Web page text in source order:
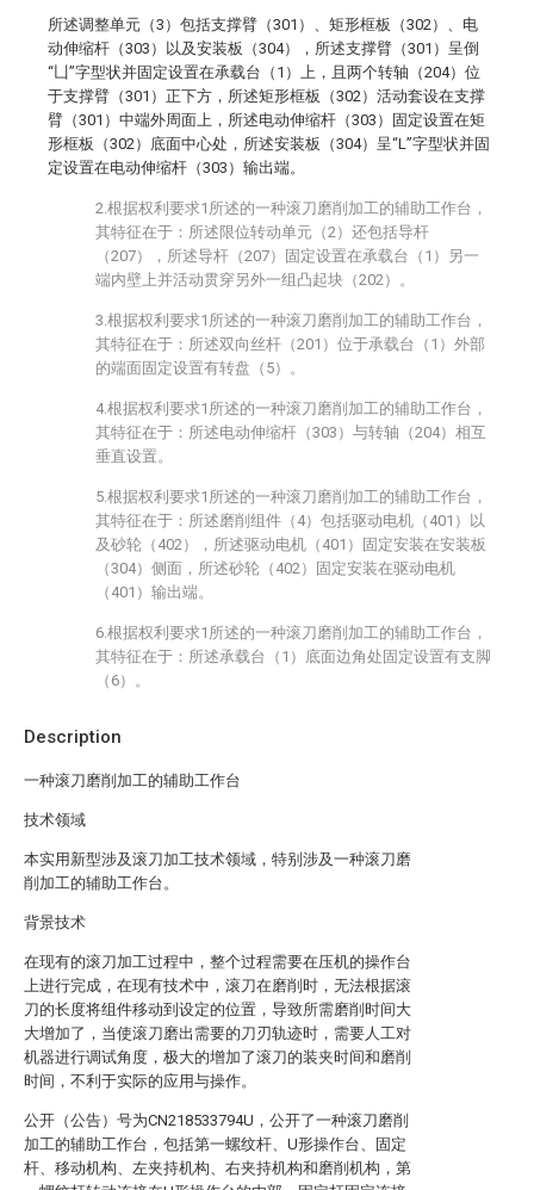
Description
一种滚刀磨削加工的辅助工作台
技术领域
本实用新型涉及滚刀加工技术领域，特别涉及一种滚刀磨
削加工的辅助工作台。
背景技术
在现有的滚刀加工过程中，整个过程需要在压机的操作台
上进行完成，在现有技术中，滚刀在磨削时，无法根据滚
刀的长度将组件移动到设定的位置，导致所需磨削时间大
大增加了，当使滚刀磨出需要的刀刃轨迹时，需要人工对
机器进行调试角度，极大的增加了滚刀的装夹时间和磨削
时间，不利于实际的应用与操作。
公开（公告）号为CN218533794U，公开了一种滚刀磨削
加工的辅助工作台，包括第一螺纹杆、U形操作台、固定
杆、移动机构、左夹持机构、右夹持机构和磨削机构，第
所述调整单元（3）包括支撑臂（301）、矩形框板（302）、电
动伸缩杆（303）以及安装板（304），所述支撑臂（301）呈倒
“凵”字型状并固定设置在承载台（1）上，且两个转轴（204）位
于支撑臂（301）正下方，所述矩形框板（302）活动套设在支撑
臂（301）中端外周面上，所述电动伸缩杆（303）固定设置在矩
形框板（302）底面中心处，所述安装板（304）呈“L”字型状并固
定设置在电动伸缩杆（303）输出端。
2.根据权利要求1所述的一种滚刀磨削加工的辅助工作台，
其特征在于：所述限位转动单元（2）还包括导杆
（207），所述导杆（207）固定设置在承载台（1）另一
端内壁上并活动贯穿另外一组凸起块（202）。
3.根据权利要求1所述的一种滚刀磨削加工的辅助工作台，
其特征在于：所述双向丝杆（201）位于承载台（1）外部
的端面固定设置有转盘（5）。
4.根据权利要求1所述的一种滚刀磨削加工的辅助工作台，
其特征在于：所述电动伸缩杆（303）与转轴（204）相互
垂直设置。
5.根据权利要求1所述的一种滚刀磨削加工的辅助工作台，
其特征在于：所述磨削组件（4）包括驱动电机（401）以
及砂轮（402），所述驱动电机（401）固定安装在安装板
（304）侧面，所述砂轮（402）固定安装在驱动电机
（401）输出端。
6.根据权利要求1所述的一种滚刀磨削加工的辅助工作台，
其特征在于：所述承载台（1）底面边角处固定设置有支脚
（6）。